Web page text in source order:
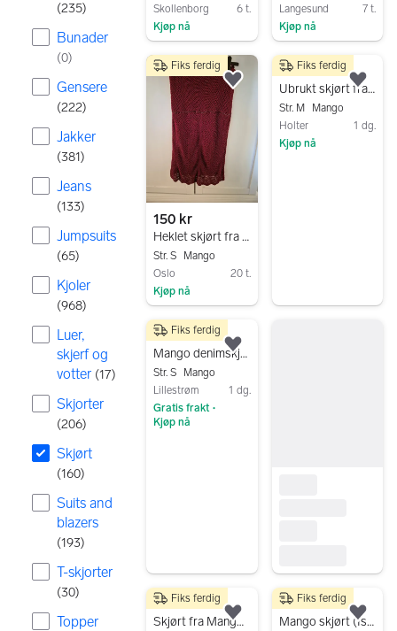
(235)
Bunader
(0)
Gensere
(222)
Jakker
(381)
Jeans
(133)
Jumpsuits
(65)
Kjoler
(968)
Luer,
skjerf og
votter (17)
Skjorter
(206)
Skjørt
(160)
Suits and
blazers
(193)
T-skjorter
(30)
Topper
Skollenborg
6 t.
Kjøp nå
Langesund
7 t.
Kjøp nå
150 kr
Heklet skjørt fra Mango
Str. S
Mango
Oslo
20 t.
Kjøp nå
Fiks ferdig
Legg til som favoritt.
75 kr
Ubrukt skjørt fra Mango str M
Str. M
Mango
Holter
1 dg.
Kjøp nå
Fiks ferdig
100 kr
Mango denimskjørt S hvit dame
Str. S
Mango
Lillestrøm
1 dg.
Gratis frakt •
Kjøp nå
Fiks ferdig
Legg til som favoritt.
200 kr
Skjørt fra Mango suit
Fiks ferdig
Legg til som favoritt.
199 kr
Mango skjørt (Isabel Marant inspirert) str xs
Fiks ferdig